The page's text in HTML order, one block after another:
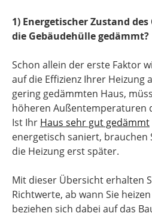
1) Energetischer Zustand
die Gebäudehülle gedämmt?
Schon allein der erste Faktor
auf die Effizienz Ihrer Heizung
gering gedämmten Haus,
höheren Außentemperaturen
Ist Ihr Haus sehr gut gedämmt
energetisch saniert, brauchen
die Heizung erst später.
Mit dieser Übersicht erhalten
Richtwerte, ab wann Sie
beziehen sich dabei auf das